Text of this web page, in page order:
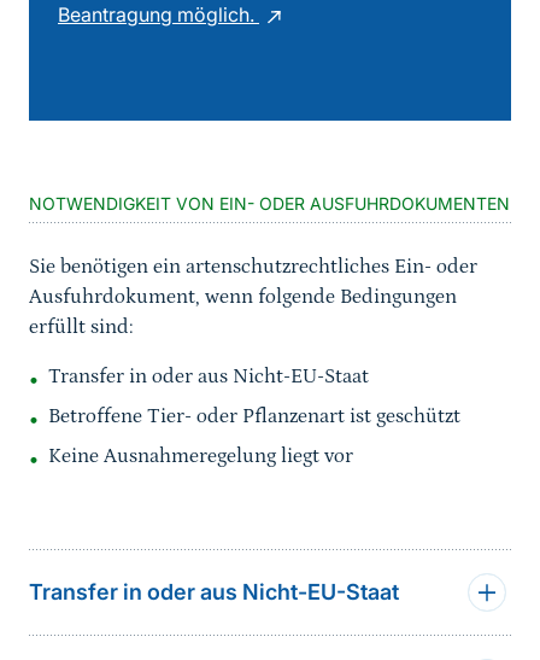
Beantragung möglich.
NOTWENDIGKEIT VON EIN- ODER AUSFUHRDOKUMENTEN
Sie benötigen ein artenschutzrechtliches Ein- oder
Ausfuhrdokument, wenn folgende Bedingungen
erfüllt sind:
Transfer in oder aus Nicht-EU-Staat
Betroffene Tier- oder Pflanzenart ist geschützt
Keine Ausnahmeregelung liegt vor
Transfer in oder aus Nicht-EU-Staat